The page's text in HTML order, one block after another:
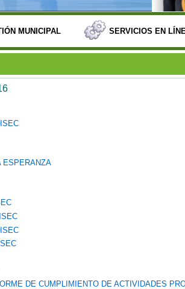
MUNICIPAL SERVICIOS EN
ESPERANZA
DE CUMPLIMIENTO DE ACTIVIDADES